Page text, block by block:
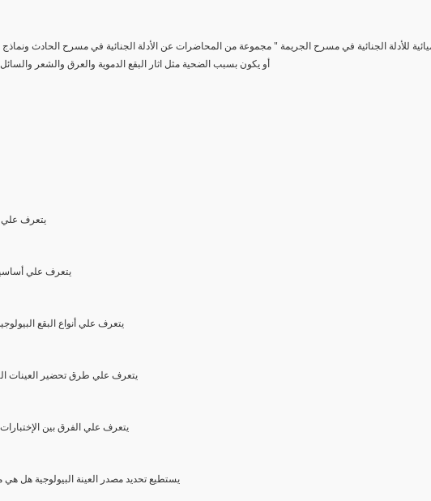
للأدلة الجنائية في مسرح الجريمة " مجموعة من المحاضرات عن الأدلة الجنائية في مسرح الحادث ونماذج
أو يكون بسبب الضحية مثل اثار البقع الدموية والعرق والشعر
(1) يتعرف
(2) يتعرف علي
(3) يتعرف علي أنواع البقع
(4) يتعرف علي طرق تحضير العينات
(5) يتعرف علي الفرق بين
(6) يستطيع تحديد مصدر العينة البيولوجية